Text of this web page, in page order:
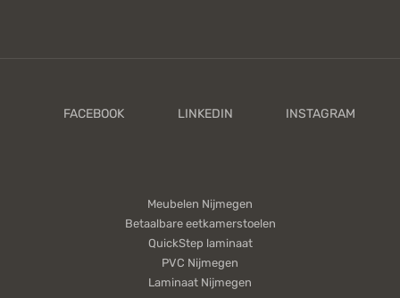
Meubelen Nijmegen
Betaalbare eetkamerstoelen
QuickStep laminaat
PVC Nijmegen
Laminaat Nijmegen